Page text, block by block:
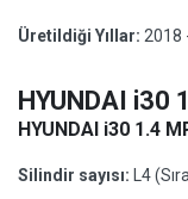
Üretildiği Yıllar: 2018
HYUNDAI i30
HYUNDAI i30 1.4
Silindir sayısı: L4